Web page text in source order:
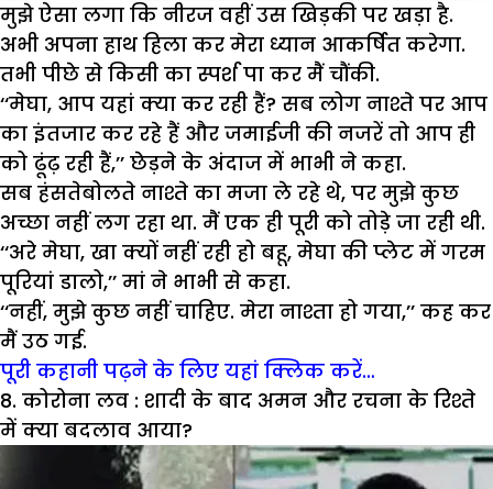
मुझे ऐसा लगा कि नीरज वहीं उस खिड़की पर खड़ा है.
अभी अपना हाथ हिला कर मेरा ध्यान आकर्षित करेगा.
तभी पीछे से किसी का स्पर्श पा कर मैं चौंकी.
‘‘मेघा, आप यहां क्या कर रही हैं? सब लोग नाश्ते पर आप
का इंतजार कर रहे हैं और जमाईजी की नजरें तो आप ही
को ढूंढ़ रही हैं,’’ छेड़ने के अंदाज में भाभी ने कहा.
सब हंसतेबोलते नाश्ते का मजा ले रहे थे, पर मुझे कुछ
अच्छा नहीं लग रहा था. मैं एक ही पूरी को तोड़े जा रही थी.
‘‘अरे मेघा, खा क्यों नहीं रही हो बहू, मेघा की प्लेट में गरम
पूरियां डालो,’’ मां ने भाभी से कहा.
‘‘नहीं, मुझे कुछ नहीं चाहिए. मेरा नाश्ता हो गया,’’ कह कर
मैं उठ गई.
पूरी कहानी पढ़ने के लिए यहां क्लिक करें…
8. कोरोना लव : शादी के बाद अमन और रचना के रिश्ते
में क्या बदलाव आया?